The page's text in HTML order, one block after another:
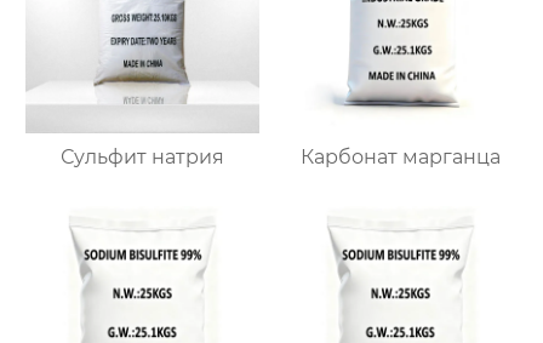
Сульфит натрия Карбонат марганца